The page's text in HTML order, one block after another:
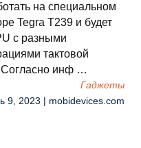
на специальном
Tegra T239 и будет
с разными
тактовой
Согласно инф …
Гаджеты
9, 2023 | mobidevices.com